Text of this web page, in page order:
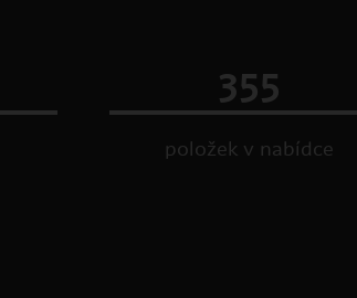
355
položek v nabídce